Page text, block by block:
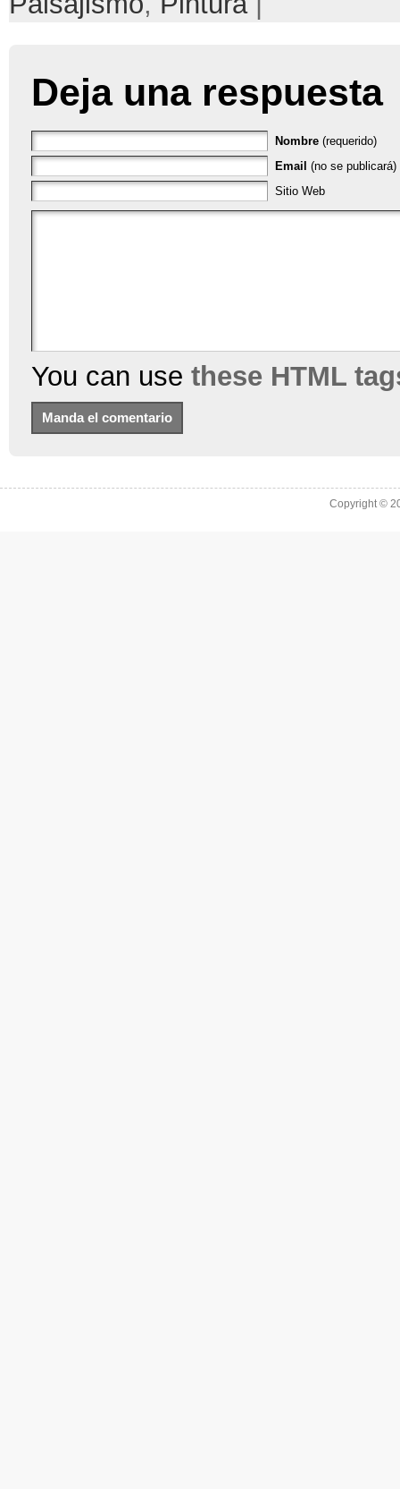
Deja una respuesta
Nombre (requerido)
Email (no se publicará)
Sitio Web
You can use these HTML
Copyright ©